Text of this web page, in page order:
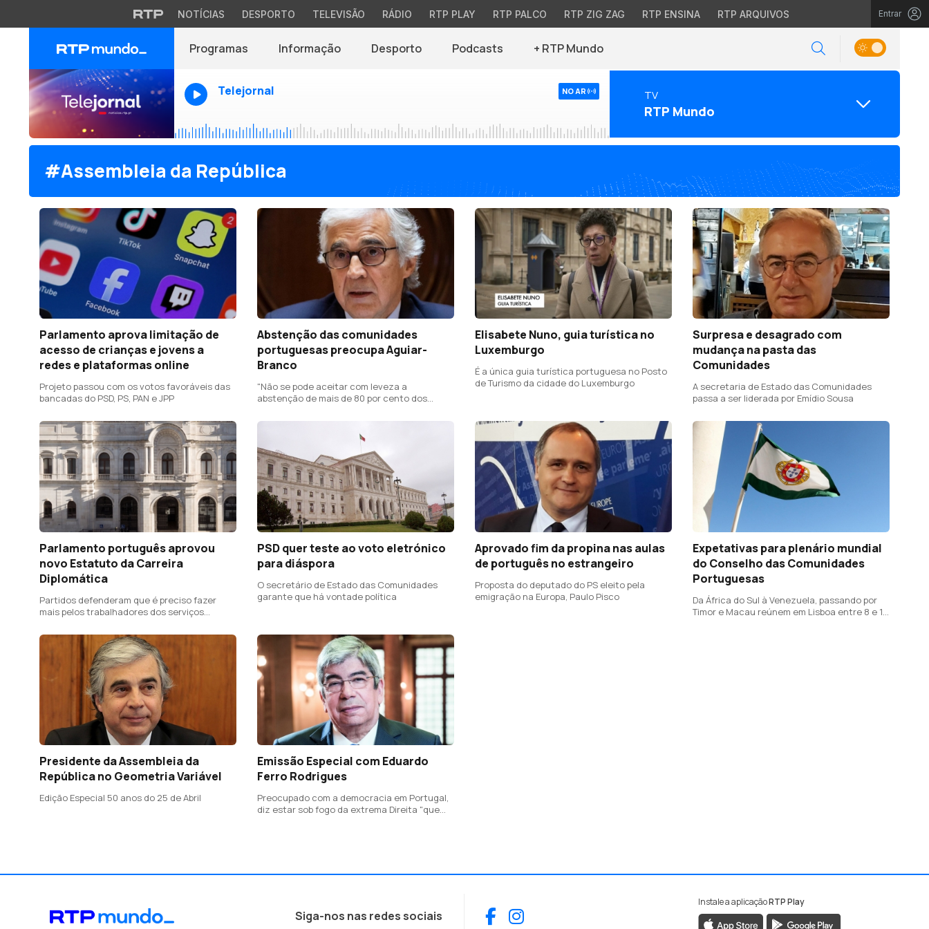
NOTÍCIAS DESPORTO TELEVISÃO RÁDIO RTP PLAY RTP PALCO RTP ZIG ZAG RTP ENSINA RTP ARQUIVOS Entrar
Programas Informação Desporto Podcasts + RTP Mundo
Telejornal NO AR TV
RTP Mundo
#Assembleia da República
Parlamento aprova limitação de
acesso de crianças e jovens a
redes e plataformas online
Projeto passou com os votos favoráveis das
bancadas do PSD, PS, PAN e JPP
Abstenção das comunidades
portuguesas preocupa Aguiar-
Branco
"Não se pode aceitar com leveza a
abstenção de mais de 80 por cento dos
Elisabete Nuno, guia turística no
Luxemburgo
É a única guia turística portuguesa no Posto
de Turismo da cidade do Luxemburgo
Surpresa e desagrado com
mudança na pasta das
Comunidades
A secretaria de Estado das Comunidades
passa a ser liderada por Emídio Sousa
Parlamento português aprovou
novo Estatuto da Carreira
Diplomática
Partidos defenderam que é preciso fazer
mais pelos trabalhadores dos serviços
PSD quer teste ao voto eletrónico
para diáspora
O secretário de Estado das Comunidades
garante que há vontade política
Aprovado fim da propina nas aulas
de português no estrangeiro
Proposta do deputado do PS eleito pela
emigração na Europa, Paulo Pisco
Expetativas para plenário mundial
do Conselho das Comunidades
Portuguesas
Da África do Sul à Venezuela, passando por
Timor e Macau reúnem em Lisboa entre 8 e 10
Presidente da Assembleia da
República no Geometria Variável
Edição Especial 50 anos do 25 de Abril
Emissão Especial com Eduardo
Ferro Rodrigues
Preocupado com a democracia em Portugal,
diz estar sob fogo da extrema Direita "que
Siga-nos nas redes sociais Facebook
Instagram
Instale a aplicaçãoRTP Play